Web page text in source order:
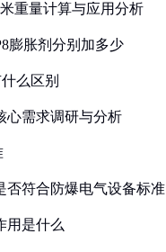
重量计算与应用分析
膨胀剂分别加多少
么区别
心需求调研与分析
否符合防爆电气设备标准
用是什么